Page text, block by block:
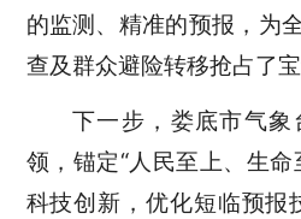
的监测、 精准的预报，为
查及群众避险转移抢占了
下一步，娄底市气象
领，锚定“人民至上、生
科技创新，优化短临预报